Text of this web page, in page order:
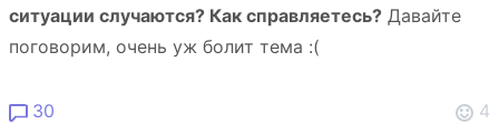
ситуации случаются? Как справляетесь? Давайте
поговорим, очень уж болит тема :(
30 4